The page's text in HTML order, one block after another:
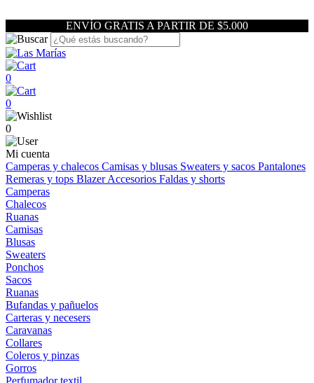
ENVÍO GRATIS A PARTIR DE $5.000
0
0
0
Mi cuenta
Camperas y chalecos Camisas y blusas Sweaters y sacos Pantalones
Remeras y tops BlazerAccesorios Faldas y shorts
Camperas
Chalecos
Ruanas
Camisas
Blusas
Sweaters
Ponchos
Sacos
Ruanas
Bufandas y pañuelos
Carteras y necesers
Caravanas
Collares
Coleros y pinzas
Gorros
Perfumador textil